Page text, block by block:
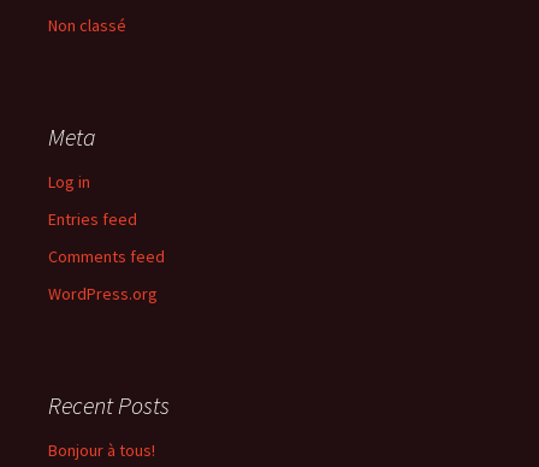
Non classé
Meta
Log in
Entries feed
Comments feed
WordPress.org
Recent Posts
Bonjour à tous!